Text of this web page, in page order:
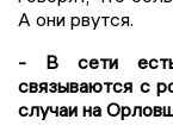
А они рвутся.
- В сети есть
связываются с
случаи на